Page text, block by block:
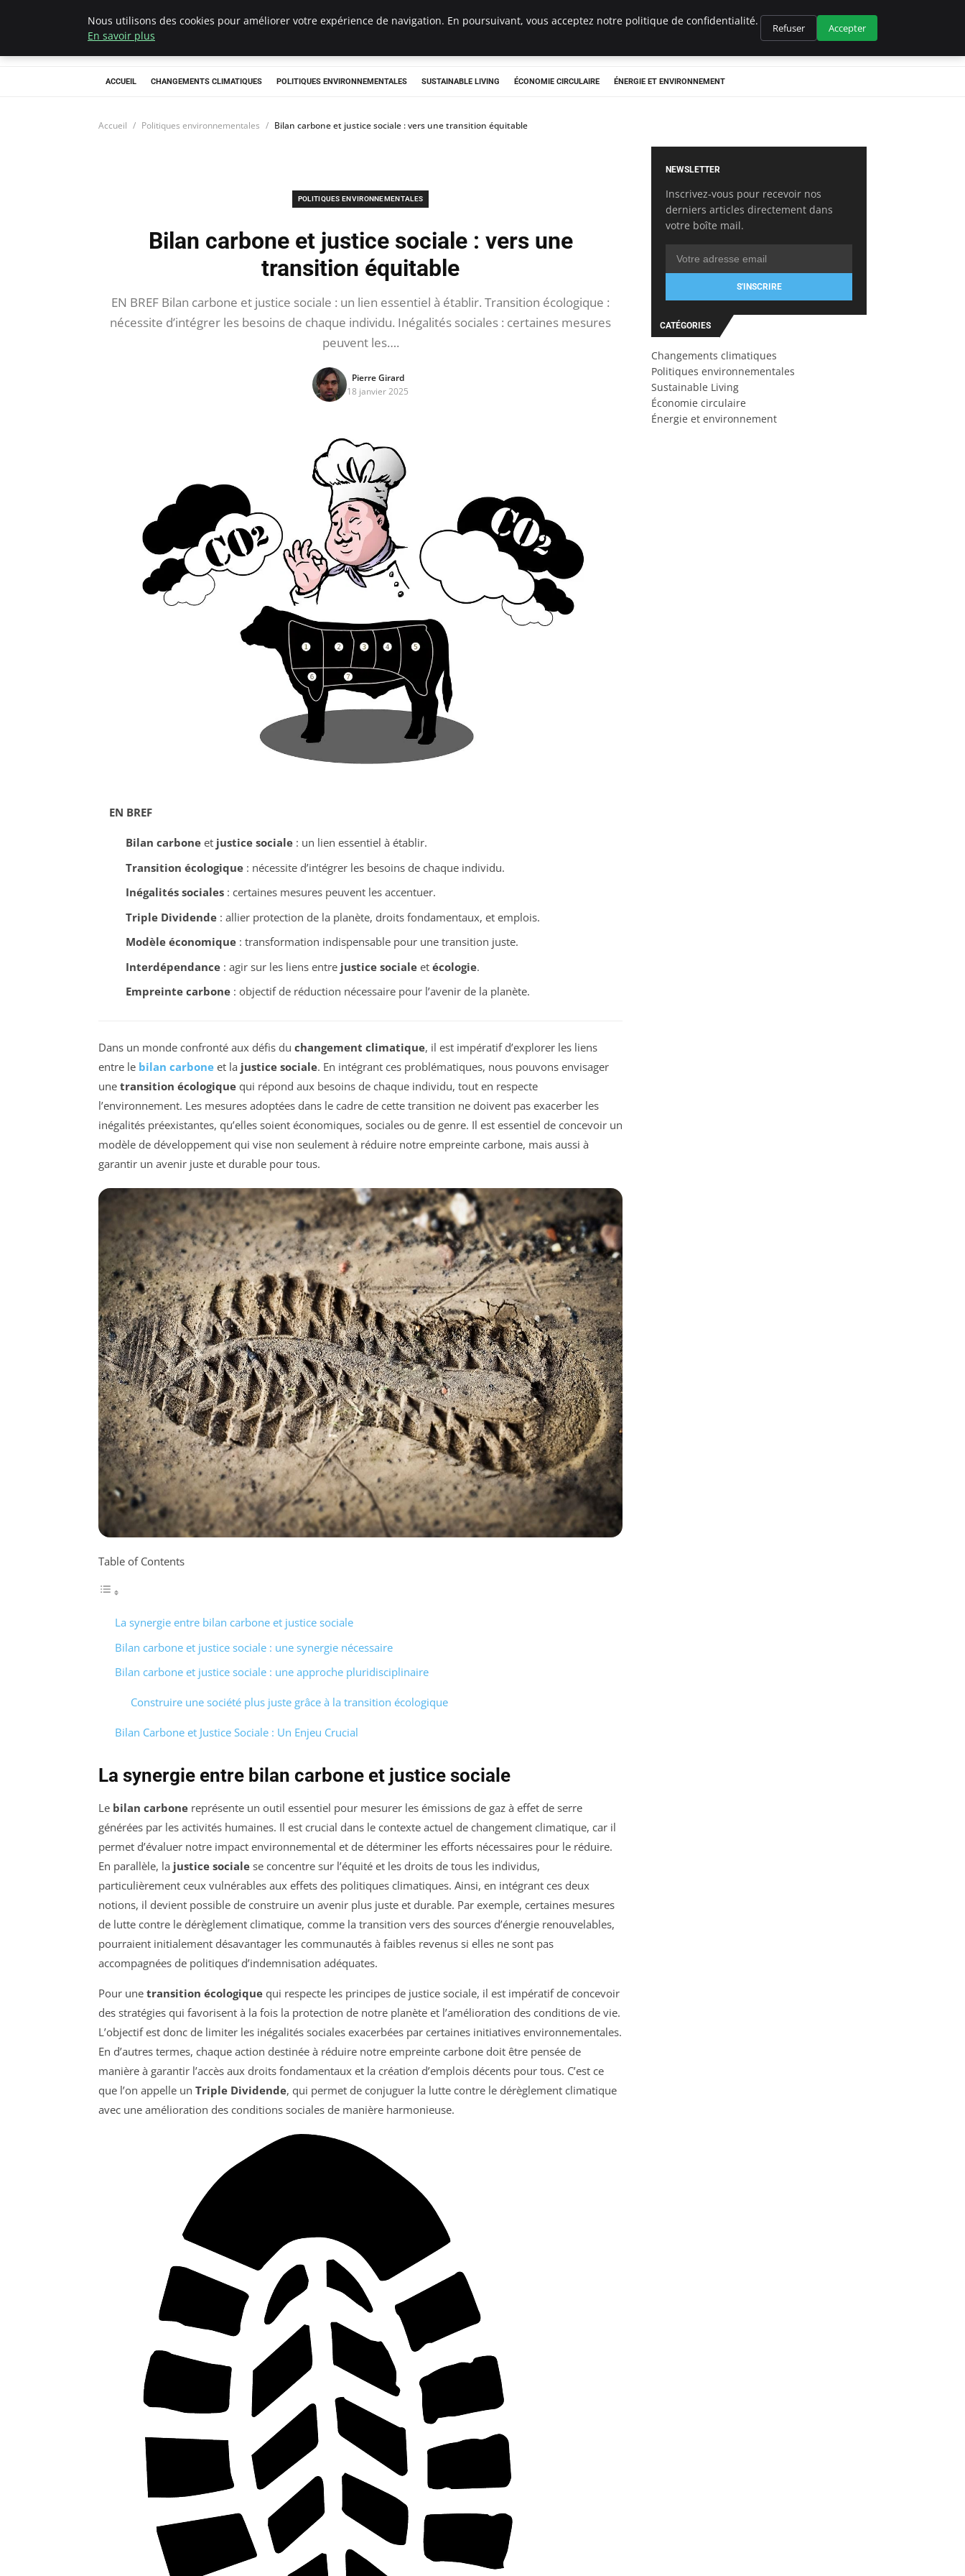
Climategatecountryclub.com
ACCUEIL CHANGEMENTS CLIMATIQUES POLITIQUES ENVIRONNEMENTALES SUSTAINABLE LIVING ÉCONOMIE CIRCULAIRE ÉNERGIE ET ENVIRONNEMENT
Accueil Politiques environnementales Bilan carbone et justice sociale : vers une transition équitable
POLITIQUES ENVIRONNEMENTALES
Bilan carbone et justice sociale : vers une
transition équitable
EN BREF Bilan carbone et justice sociale : un lien essentiel à établir. Transition écologique :
nécessite d’intégrer les besoins de chaque individu. Inégalités sociales : certaines mesures
peuvent les….
Pierre Girard
18 janvier 2025
EN BREF
Bilan carboneet justice sociale: un lien essentiel à établir.
Transition écologique: nécessite d’intégrer les besoins de chaque individu.
Inégalités sociales: certaines mesures peuvent les accentuer.
Triple Dividende: allier protection de la planète, droits fondamentaux, et emplois.
Modèle économique: transformation indispensable pour une transition juste.
Interdépendance: agir sur les liens entre justice socialeet écologie.
Empreinte carbone: objectif de réduction nécessaire pour l’avenir de la planète.
Dans un monde confronté aux défis du changement climatique, il est impératif d’explorer les liens
entre le bilan carbone et la justice sociale. En intégrant ces problématiques, nous pouvons envisager
une transition écologique qui répond aux besoins de chaque individu, tout en respecte
l’environnement. Les mesures adoptées dans le cadre de cette transition ne doivent pas exacerber les
inégalités préexistantes, qu’elles soient économiques, sociales ou de genre. Il est essentiel de concevoir un
modèle de développement qui vise non seulement à réduire notre empreinte carbone, mais aussi à
garantir un avenir juste et durable pour tous.
Table of Contents
La synergie entre bilan carbone et justice sociale
Bilan carbone et justice sociale : une synergie nécessaire
Bilan carbone et justice sociale : une approche pluridisciplinaire
Construire une société plus juste grâce à la transition écologique
Bilan Carbone et Justice Sociale : Un Enjeu Crucial
La synergie entre bilan carbone et justice sociale
Le bilan carbone représente un outil essentiel pour mesurer les émissions de gaz à effet de serre
générées par les activités humaines. Il est crucial dans le contexte actuel de changement climatique, car il
permet d’évaluer notre impact environnemental et de déterminer les efforts nécessaires pour le réduire.
En parallèle, la justice sociale se concentre sur l’équité et les droits de tous les individus,
particulièrement ceux vulnérables aux effets des politiques climatiques. Ainsi, en intégrant ces deux
notions, il devient possible de construire un avenir plus juste et durable. Par exemple, certaines mesures
de lutte contre le dérèglement climatique, comme la transition vers des sources d’énergie renouvelables,
pourraient initialement désavantager les communautés à faibles revenus si elles ne sont pas
accompagnées de politiques d’indemnisation adéquates.
Pour une transition écologique qui respecte les principes de justice sociale, il est impératif de concevoir
des stratégies qui favorisent à la fois la protection de notre planète et l’amélioration des conditions de vie.
L’objectif est donc de limiter les inégalités sociales exacerbées par certaines initiatives environnementales.
En d’autres termes, chaque action destinée à réduire notre empreinte carbone doit être pensée de
manière à garantir l’accès aux droits fondamentaux et la création d’emplois décents pour tous. C’est ce
que l’on appelle un Triple Dividende, qui permet de conjuguer la lutte contre le dérèglement climatique
avec une amélioration des conditions sociales de manière harmonieuse.
NEWSLETTER
Inscrivez-vous pour recevoir nos
derniers articles directement dans
votre boîte mail.
S'INSCRIRE
CATÉGORIES
Changements climatiques
Politiques environnementales
Sustainable Living
Économie circulaire
Énergie et environnement
Nous utilisons des cookies pour améliorer votre expérience de navigation. En poursuivant, vous acceptez notre politique de confidentialité.
En savoir plus
Refuser Accepter